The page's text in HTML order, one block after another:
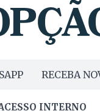
RECEBA
INTERNO